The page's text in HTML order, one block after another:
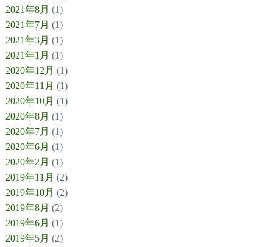
2021年8月 (1)
2021年7月 (1)
2021年3月 (1)
2021年1月 (1)
2020年12月 (1)
2020年11月 (1)
2020年10月 (1)
2020年8月 (1)
2020年7月 (1)
2020年6月 (1)
2020年2月 (1)
2019年11月 (2)
2019年10月 (2)
2019年8月 (2)
2019年6月 (1)
2019年5月 (2)